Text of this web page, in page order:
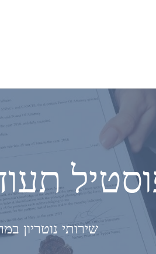
שירותי נוטריון